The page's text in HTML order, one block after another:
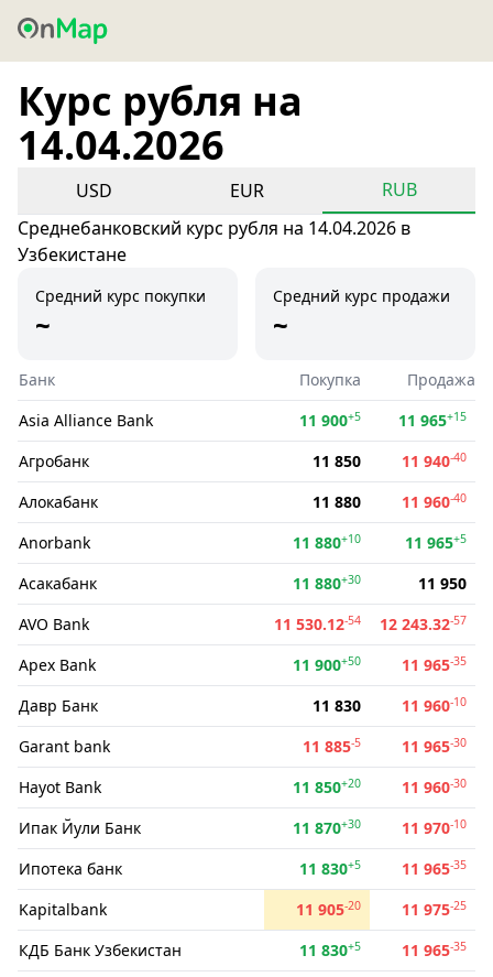
Курс рубля на
14.04.2026
USD EUR
RUB
Среднебанковский курс рубля на 14.04.2026 в
Узбекистане
Средний курс покупки
~
Средний курс продажи
~
Банк Покупка
Продажа
Asia Alliance Bank
11 900+5 11 965+15
Агробанк 11 850 11 940-40
Алокабанк 11 880 11 960-40
Anorbank 11 880+10 11 965+5
Асакабанк 11 880+30
11 950
AVO Bank
11 530.12-54 12 243.32-57
Apex Bank 11 900+50 11 965-35
Давр Банк 11 830 11 960-10
Garant bank 11 885-5 11 965-30
Hayot Bank 11 850+20 11 960-30
Ипак Йули Банк 11 870+30 11 970-10
Ипотека банк 11 830+5 11 965-35
Kapitalbank 11 905-20 11 975-25
КДБ Банк Узбекистан 11 830+5 11 965-35